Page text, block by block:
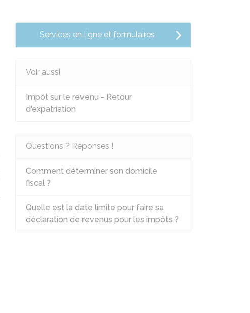
Services en ligne et formulaires
Voir aussi
Impôt sur le revenu - Retour
d'expatriation
Questions ? Réponses !
Comment déterminer son domicile
fiscal ?
Quelle est la date limite pour faire sa
déclaration de revenus pour les impôts ?